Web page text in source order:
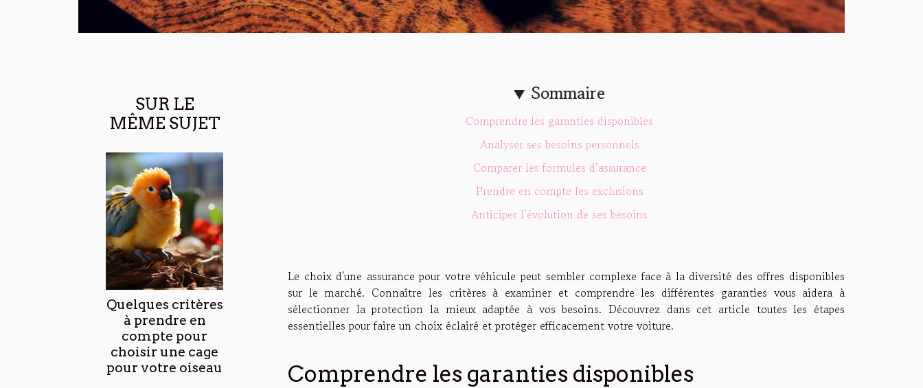
SUR LE
MÊME SUJET
Quelques critères
à prendre en
compte pour
choisir une cage
pour votre oiseau
Sommaire
Comprendre les garanties disponibles
Analyser ses besoins personnels
Comparer les formules d’assurance
Prendre en compte les exclusions
Anticiper l’évolution de ses besoins
Le choix d'une assurance pour votre véhicule peut sembler complexe face à la diversité des offres disponibles
sur le marché. Connaître les critères à examiner et comprendre les différentes garanties vous aidera à
sélectionner la protection la mieux adaptée à vos besoins. Découvrez dans cet article toutes les étapes
essentielles pour faire un choix éclairé et protéger efficacement votre voiture.
Comprendre les garanties disponibles